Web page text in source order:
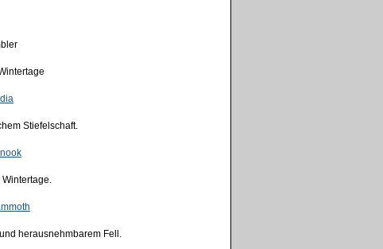
Stiefelschaft.
herausnehmbarem Fell.